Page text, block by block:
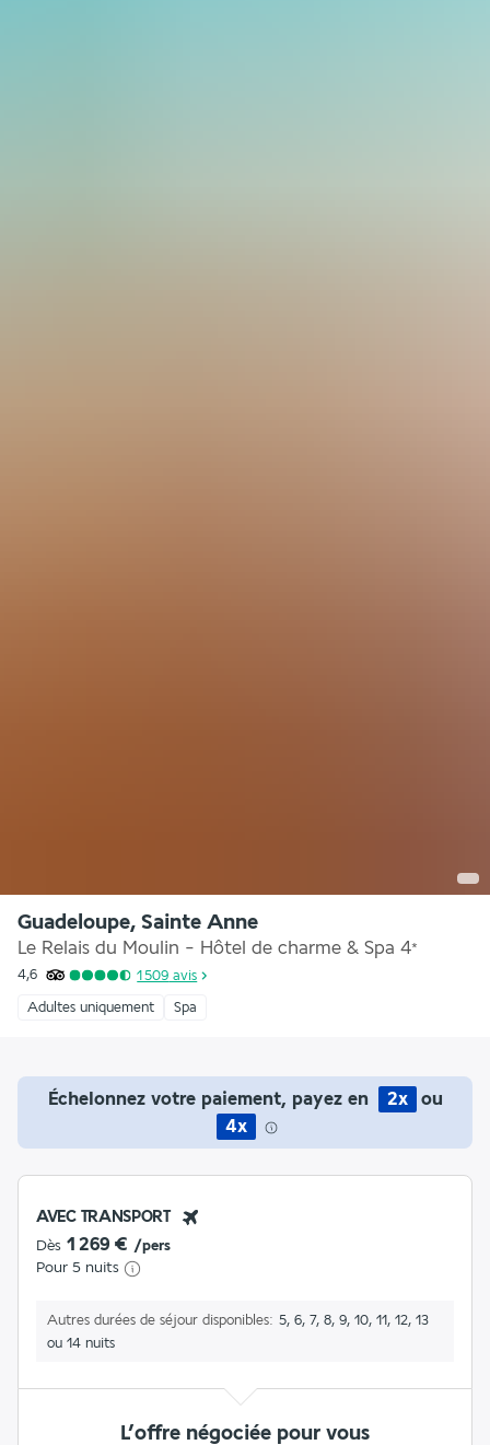
Guadeloupe, Sainte Anne
Le Relais du Moulin - Hôtel de charme & Spa 4*
4,6 1 509 avis
Adultes uniquement Spa
Échelonnez votre paiement, payez en 2x
ou
4x
AVEC TRANSPORT
Dès 1 269 € /pers
Pour 5 nuits
Autres durées de séjour disponibles
5, 6, 7, 8, 9, 10, 11, 12, 13
ou 14 nuits
L’offre négociée pour vous